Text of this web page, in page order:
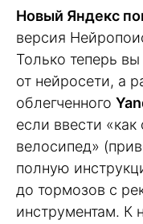
Новый Яндекс
версия
Только теперь вы
от нейросети, а
облегченного
если ввести
велосипед»
полную
до тормозов с
инструментам. К